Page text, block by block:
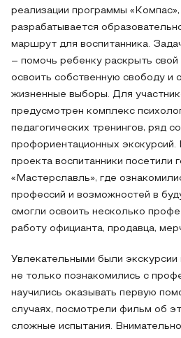
реализации программы
разрабатывается
маршрут для воспитанника.
– помочь ребенку раскрыть свой
освоить собственную свободу и
жизненные выборы. Для
предусмотрен комплекс
педагогических тренингов, ряд
профориентационных экскурсий.
проекта воспитанники посетили
«Мастерславль», где
профессий и возможностей в
смогли освоить несколько
работу официанта, продавца,
Увлекательными были
не только познакомились с
научились оказывать первую
случаях, посмотрели фильм об
сложные испытания.